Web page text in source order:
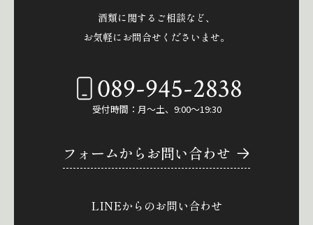
酒類に関するご相談など、
お気軽にお問合せくださいませ。
089-945-2838
受付時間：月～土、9:00～19:30
フォームからお問い合わせ
LINEからのお問い合わせ